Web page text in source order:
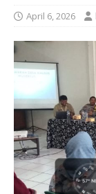
April 6, 2026